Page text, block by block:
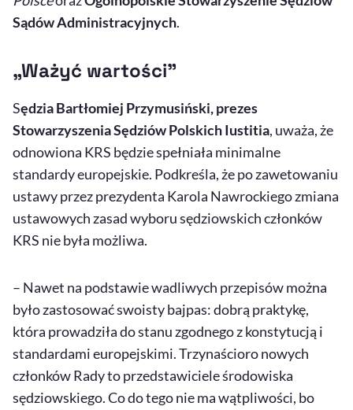
Sądów Administracyjnych.
„Ważyć wartości”
Sędzia Bartłomiej Przymusiński, prezes
Stowarzyszenia Sędziów Polskich Iustitia, uważa, że
odnowiona KRS będzie spełniała minimalne
standardy europejskie. Podkreśla, że po zawetowaniu
ustawy przez prezydenta Karola Nawrockiego zmiana
ustawowych zasad wyboru sędziowskich członków
KRS nie była możliwa.
– Nawet na podstawie wadliwych przepisów można
było zastosować swoisty bajpas: dobrą praktykę,
która prowadziła do stanu zgodnego z konstytucją i
standardami europejskimi. Trzynaścioro nowych
członków Rady to przedstawiciele środowiska
sędziowskiego. Co do tego nie ma wątpliwości, bo